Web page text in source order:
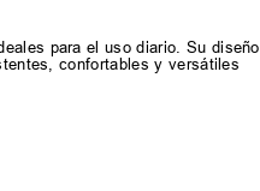
para el uso diario. Su diseño
confortables y versátiles